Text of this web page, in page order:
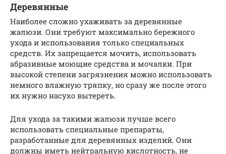
Деревянные
Наиболее сложно ухаживать за деревянные
жалюзи. Они требуют максимально бережного
ухода и использования только специальных
средств. Их запрещается мочить, использовать
абразивные моющие средства и мочалки. При
высокой степени загрязнения можно использовать
немного влажную тряпку, но сразу же после этого
их нужно насухо вытереть.
Для ухода за такими жалюзи лучше всего
использовать специальные препараты,
разработанные для деревянных изделий. Они
должны иметь нейтральную кислотность, не